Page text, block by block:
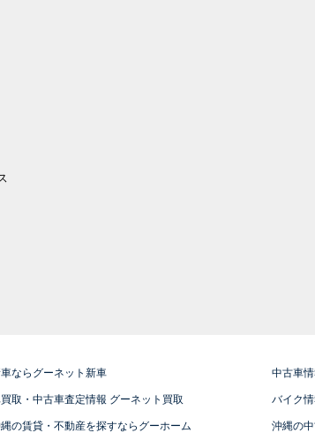
ならグーネット新車 中古車
取・中古車査定情報 グーネット買取 バイク
の賃貸・不動産を探すならグーホーム 沖縄の